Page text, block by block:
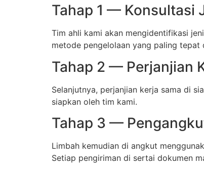
Tahap 1 — Konsultasi
Tim ahli kami akan mengidentifikasi
metode pengelolaan yang paling tepat
Tahap 2 — Perjanjian
Selanjutnya, perjanjian kerja sama di
siapkan oleh tim kami.
Tahap 3 —
Limbah kemudian di angkut
Setiap pengiriman di sertai dokumen